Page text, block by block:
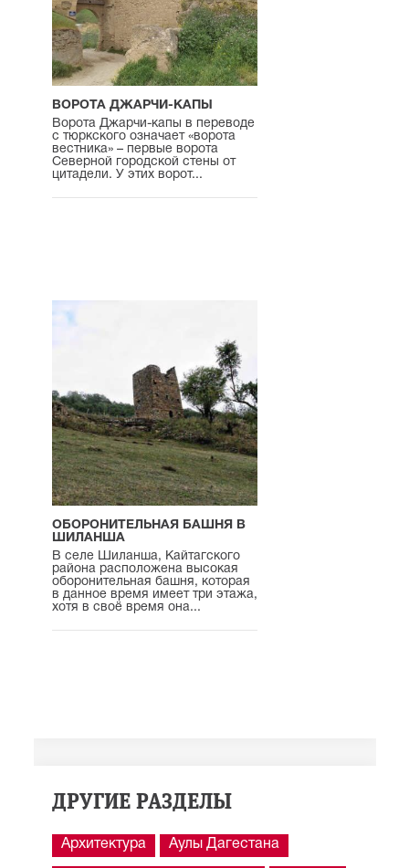
ВОРОТА ДЖАРЧИ-КАПЫ
Ворота Джарчи-капы в переводе
с тюркского означает «ворота
вестника» – первые ворота
Северной городской стены от
цитадели. У этих ворот...
ОБОРОНИТЕЛЬНАЯ БАШНЯ В
ШИЛАНША
В селе Шиланша, Кайтагского
района расположена высокая
оборонительная башня, которая
в данное время имеет три этажа,
хотя в своё время она...
ДРУГИЕ РАЗДЕЛЫ
Архитектура Аулы Дагестана